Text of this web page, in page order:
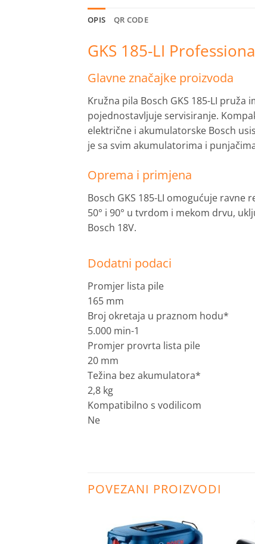
OPIS QR CODE
GKS 185-LI
Glavne značajke proizvoda
Kružna pila Bosch GKS 185-LI
pojednostavljuje servisiranje.
električne i akumulatorske Bosch
je sa svim akumulatorima i
Oprema i primjena
Bosch GKS 185-LI omogućuje ravne
50° i 90° u tvrdom i mekom drvu,
Bosch 18V.
Dodatni podaci
Promjer lista pile
165 mm
Broj okretaja u praznom hodu*
5.000 min-1
Promjer provrta lista pile
20 mm
Težina bez akumulatora*
2,8 kg
Kompatibilno s vodilicom
Ne
POVEZANI PROIZVODI